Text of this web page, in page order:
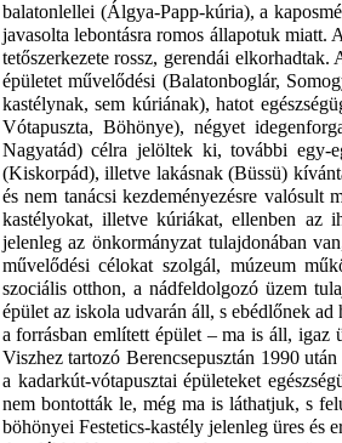
balatonlellei (Álgya-Papp-kúria), a
javasolta lebontásra romos állapotuk miatt.
tetőszerkezete rossz, gerendái
épületet művelődési (Balatonboglár,
kastélynak, sem kúriának), hatot
Vótapuszta, Böhönye), négyet
Nagyatád) célra jelöltek ki, további egy-
(Kiskorpád), illetve lakásnak (Büssü)
és nem tanácsi kezdeményezésre
kastélyokat, illetve kúriákat, ellenben az
jelenleg az önkormányzat tulajdonában
művelődési célokat szolgál, múzeum
szociális otthon, a nádfeldolgozó üzem
épület az iskola udvarán áll, s ebédlőnek
a forrásban említett épület – ma is áll, igaz
Viszhez tartozó Berencsepusztán 1990
a kadarkút-vótapusztai épületeket
nem bontották le, még ma is láthatjuk, s
böhönyei Festetics-kastély jelenleg üres és